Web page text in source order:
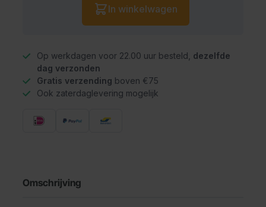
In winkelwagen
Op werkdagen voor 22.00 uur besteld, dezelfde
dag verzonden
Gratis verzending boven €75
Ook zaterdaglevering mogelijk
Omschrijving